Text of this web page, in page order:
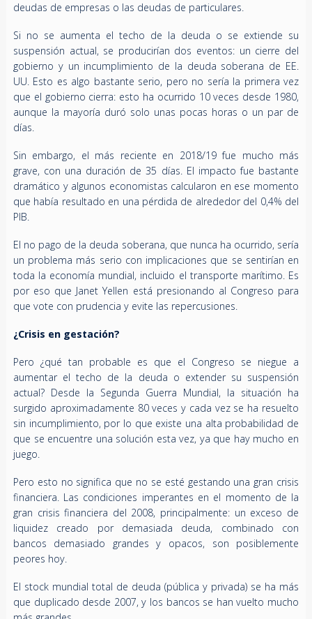
deudas de empresas o las deudas de particulares.
Si no se aumenta el techo de la deuda o se extiende su
suspensión actual, se producirían dos eventos: un cierre del
gobierno y un incumplimiento de la deuda soberana de EE.
UU. Esto es algo bastante serio, pero no sería la primera vez
que el gobierno cierra: esto ha ocurrido 10 veces desde 1980,
aunque la mayoría duró solo unas pocas horas o un par de
días.
Sin embargo, el más reciente en 2018/19 fue mucho más
grave, con una duración de 35 días. El impacto fue bastante
dramático y algunos economistas calcularon en ese momento
que había resultado en una pérdida de alrededor del 0,4% del
PIB.
El no pago de la deuda soberana, que nunca ha ocurrido, sería
un problema más serio con implicaciones que se sentirían en
toda la economía mundial, incluido el transporte marítimo. Es
por eso que Janet Yellen está presionando al Congreso para
que vote con prudencia y evite las repercusiones.
¿Crisis en gestación?
Pero ¿qué tan probable es que el Congreso se niegue a
aumentar el techo de la deuda o extender su suspensión
actual? Desde la Segunda Guerra Mundial, la situación ha
surgido aproximadamente 80 veces y cada vez se ha resuelto
sin incumplimiento, por lo que existe una alta probabilidad de
que se encuentre una solución esta vez, ya que hay mucho en
juego.
Pero esto no significa que no se esté gestando una gran crisis
financiera. Las condiciones imperantes en el momento de la
gran crisis financiera del 2008, principalmente: un exceso de
liquidez creado por demasiada deuda, combinado con
bancos demasiado grandes y opacos, son posiblemente
peores hoy.
El stock mundial total de deuda (pública y privada) se ha más
que duplicado desde 2007, y los bancos se han vuelto mucho